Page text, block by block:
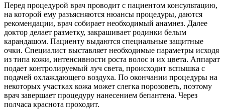
Перед процедурой врач проводит с пациентом консультацию,
на которой ему разъясняются нюансы процедуры, даются
рекомендации, врач собирает необходимый анамнез. Далее
доктор делает разметку, закрашивает родинки белым
карандашом. Пациенту выдаются специальные защитные
очки. Специалист выставляет необходимые параметры исходя
из типа кожи, интенсивности роста волос и их цвета. Аппарат
подает контролируемый луч света, происходит вспышка с
подачей охлаждающего воздуха. По окончании процедуры на
некоторых участках кожа может слегка порозоветь, поэтому
врач завершает процедуру нанесением бепантена. Через
полчаса краснота проходит.